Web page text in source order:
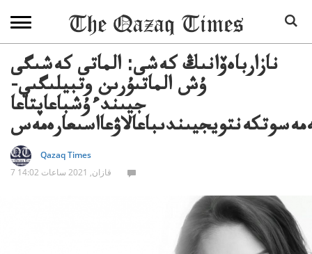
نازارباەۆانىڭ كەشى: الماتى كەشىگى
ۇش الماتىۇرىن وتبيلىگىي-
جيىندءۇشباعاپتاعا
Qazaq Times
7 قازان, 2021 ساعات 14:02